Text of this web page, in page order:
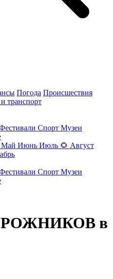
Погода Происшествия
транспорт
Спорт Музеи
Май Июнь Июль 🌻 Август
Спорт Музеи
в